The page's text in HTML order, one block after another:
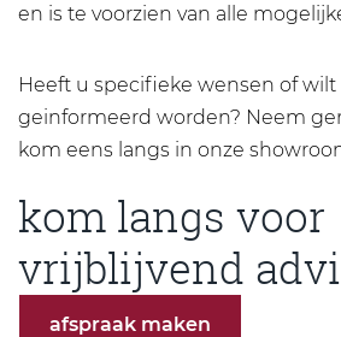
en is te voorzien van alle
Heeft u specifieke wensen of wilt
geinformeerd worden? Neem
kom eens langs in onze
kom langs voor
vrijblijvend
afspraak maken